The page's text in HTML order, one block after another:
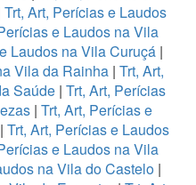
Trt, Art, Perícias e Laudos
e Laudos na Vila
Laudos na Vila Curuçá |
Vila da Rainha | Trt, Art,
Saúde| Trt, Art, Perícias
| Trt, Art, Perícias e
Trt, Art, Perícias e Laudos
e Laudos na Vila
na Vila do Castelo |